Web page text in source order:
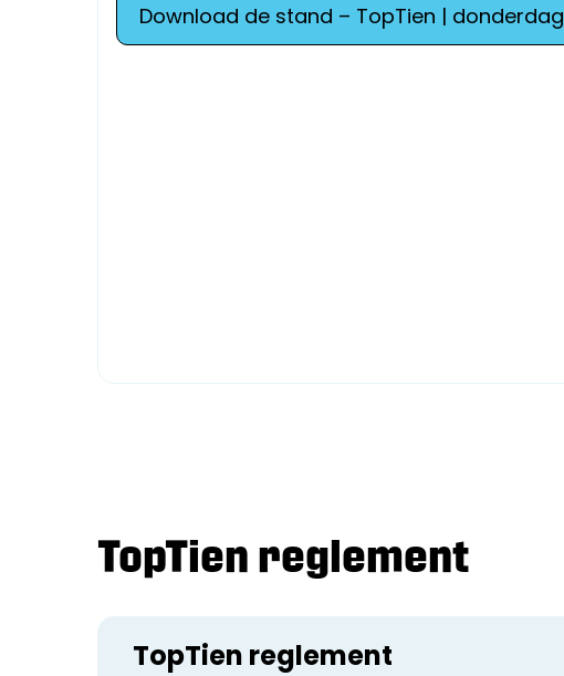
Download de stand – TopTien | donderdag
TopTien reglement
TopTien reglement